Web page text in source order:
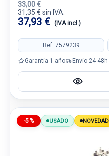
33,00 €
31,35 € sin IVA.
37,93 € (IVA incl.)
Ref: 7579239
Garantía 1 año Envío 24-48h
-5% USADO NOVEDAD